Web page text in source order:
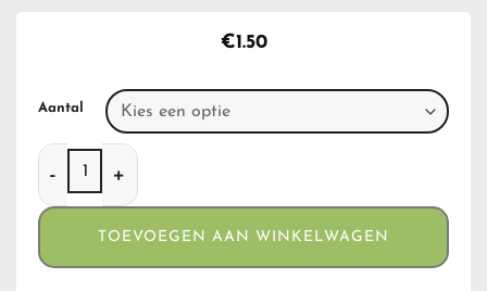
€1.50
Aantal
Raw Connoisseur Classic aantal
TOEVOEGEN AAN WINKELWAGEN